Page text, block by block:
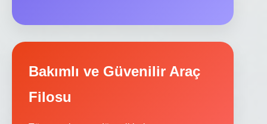
Bakımlı ve Güvenilir Araç
Filosu